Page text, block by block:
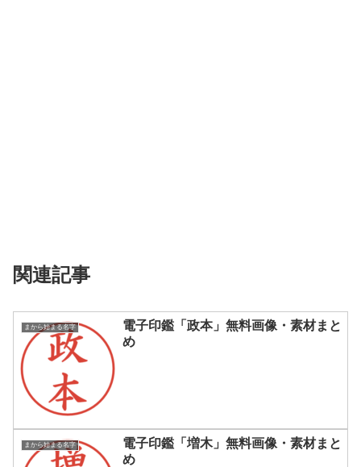
関連記事
まから始まる名字
電子印鑑「政本」無料画像・素材まと
め
まから始まる名字
電子印鑑「増木」無料画像・素材まと
め